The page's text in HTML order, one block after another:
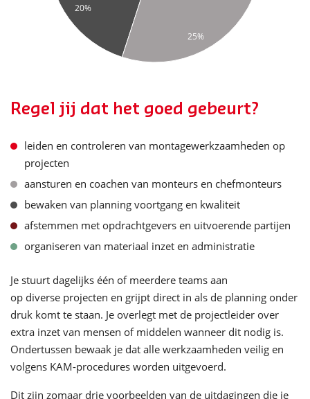
20%
25%
Regel jij dat het goed gebeurt?
leiden en controleren van montagewerkzaamheden op
projecten
aansturen en coachen van monteurs en chefmonteurs
bewaken van planning voortgang en kwaliteit
afstemmen met opdrachtgevers en uitvoerende partijen
organiseren van materiaal inzet en administratie
Je stuurt dagelijks één of meerdere teams aan
op diverse projecten en grijpt direct in als de planning onder
druk komt te staan. Je overlegt met de projectleider over
extra inzet van mensen of middelen wanneer dit nodig is.
Ondertussen bewaak je dat alle werkzaamheden veilig en
volgens KAM-procedures worden uitgevoerd.
Dit zijn zomaar drie voorbeelden van de uitdagingen die je